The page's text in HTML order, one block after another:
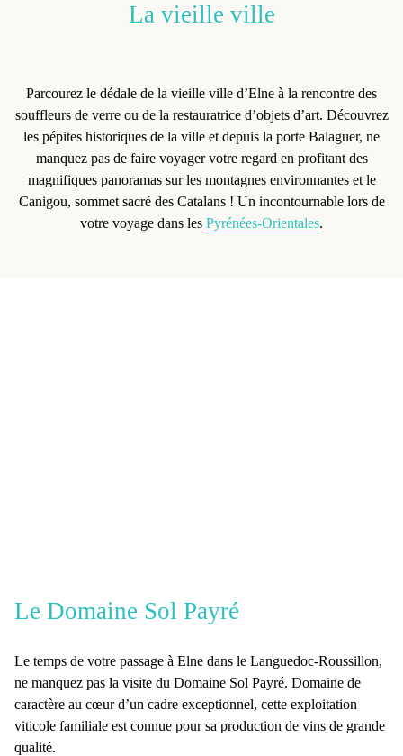
La vieille ville
Parcourez le dédale de la vieille ville d’Elne à la rencontre des
souffleurs de verre ou de la restauratrice d’objets d’art. Découvrez
les pépites historiques de la ville et depuis la porte Balaguer, ne
manquez pas de faire voyager votre regard en profitant des
magnifiques panoramas sur les montagnes environnantes et le
Canigou, sommet sacré des Catalans ! Un incontournable lors de
votre voyage dans les Pyrénées-Orientales.
Le Domaine Sol Payré
Le temps de votre passage à Elne dans le Languedoc-Roussillon,
ne manquez pas la visite du Domaine Sol Payré. Domaine de
caractère au cœur d’un cadre exceptionnel, cette exploitation
viticole familiale est connue pour sa production de vins de grande
qualité.